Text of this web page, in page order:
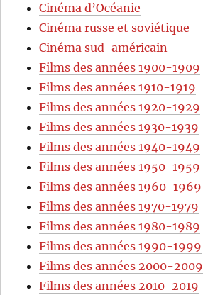
Cinéma d’Océanie
Cinéma russe et soviétique
Cinéma sud-américain
Films des années 1900-1909
Films des années 1910-1919
Films des années 1920-1929
Films des années 1930-1939
Films des années 1940-1949
Films des années 1950-1959
Films des années 1960-1969
Films des années 1970-1979
Films des années 1980-1989
Films des années 1990-1999
Films des années 2000-2009
Films des années 2010-2019